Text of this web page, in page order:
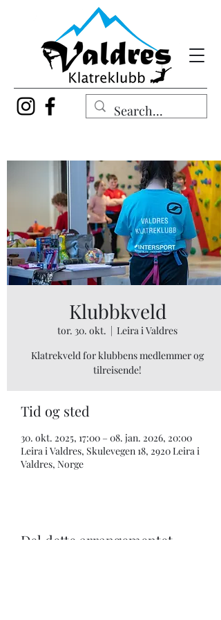
Klubbkveld
tor. 30. okt.
  |
Leira i Valdres
Klatrekveld for klubbens medlemmer og
tilreisende!
Tid og sted
30. okt. 2025, 17:00 – 08. jan. 2026, 20:00
Leira i Valdres, Skulevegen 18, 2920 Leira i
Valdres, Norge
Del dette arrangementet